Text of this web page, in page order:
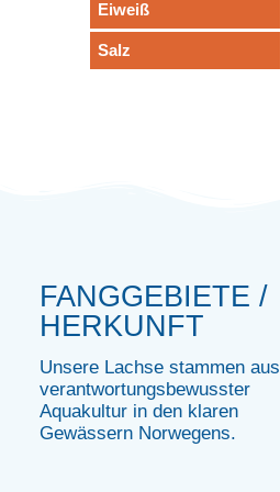
Eiweiß
Salz
FANGGEBIETE /
HERKUNFT
Unsere Lachse stammen aus
verantwortungsbewusster
Aquakultur in den klaren
Gewässern Norwegens.